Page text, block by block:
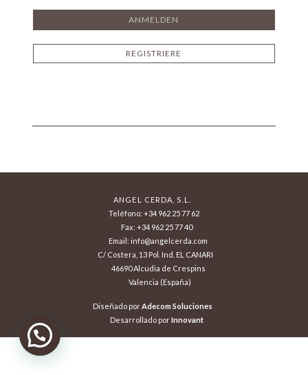
REGISTRIERE
ANGEL CERDA, S.L.
Teléfono: +34 962 25 77 62
Fax: +34 962 25 77 40
Email: info@angelcerda.com
C/ Costera, 13 Pol. Ind. EL CANARI
46690 Alcudia de Crespins
Valencia (España)
Diseñado porAdecom Soluciones
Desarrollado porInnovant